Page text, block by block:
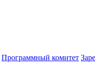
Программный комитет